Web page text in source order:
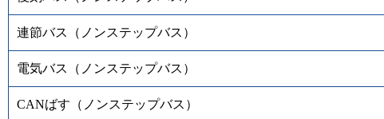
連節バス（ノンステップバス）
電気バス（ノンステップバス）
CANばす（ノンステップバス）